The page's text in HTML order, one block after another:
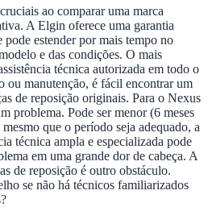
ao comparar uma marca
A Elgin oferece uma garantia
estender por mais tempo no
e das condições. O mais
técnica autorizada em todo o
ou manutenção, é fácil encontrar um
de reposição originais. Para o Nexus
problema. Pode ser menor (6 meses
que o período seja adequado, a
técnica ampla e especializada pode
em uma grande dor de cabeça. A
de reposição é outro obstáculo.
se não há técnicos familiarizados